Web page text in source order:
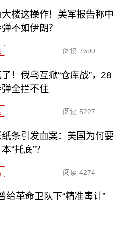
大楼这操作！美军报告称中
不如伊朗？
阅读 7690
！俄乌互掀“仓库战”，28
弹全拦不住
阅读 5227
条引发血案：美国为何要
“托底”？
阅读 4274
给革命卫队下“精准毒计”